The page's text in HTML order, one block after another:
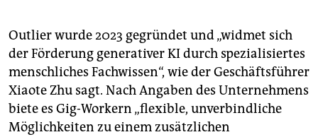
Outlier wurde 2023 gegründet und „widmet sich
der Förderung generativer KI durch spezialisiertes
menschliches Fachwissen“, wie der Geschäftsführer
Xiaote Zhu sagt. Nach Angaben des Unternehmens
biete es Gig-Workern „flexible, unverbindliche
Möglichkeiten zu einem zusätzlichen